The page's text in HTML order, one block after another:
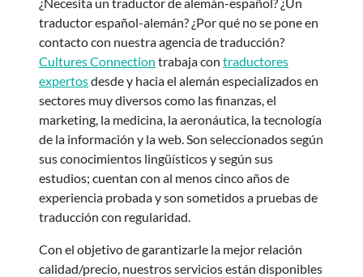
traductor español-alemán? ¿Por qué no se pone en
contacto con nuestra agencia de traducción?
Cultures Connection trabaja con traductores
expertosdesde y hacia el alemán especializados en
sectores muy diversos como las finanzas, el
marketing, la medicina, la aeronáutica, la tecnología
de la información y la web. Son seleccionados según
sus conocimientos lingüísticos y según sus
estudios; cuentan con al menos cinco años de
experiencia probada y son sometidos a pruebas de
traducción con regularidad.
Con el objetivo de garantizarle la mejor relación
calidad/precio, nuestros servicios están disponibles